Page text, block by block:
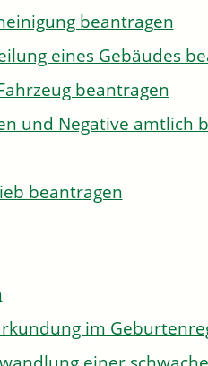
beantragen
eines Gebäudes
beantragen
und Negative amtlich
beantragen
im